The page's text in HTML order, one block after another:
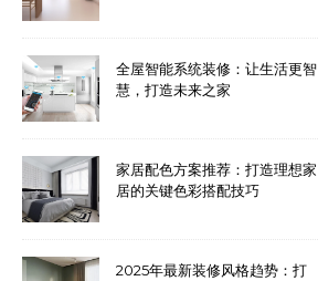
全屋智能系统装修：让生活更智
慧，打造未来之家
家居配色方案推荐：打造理想家
居的关键色彩搭配技巧
2025年最新装修风格趋势：打